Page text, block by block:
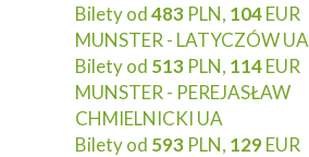
Bilety od483 PLN, 104EUR
MUNSTER - LATYCZÓW UA
Bilety od 513 PLN, 114EUR
MUNSTER - PEREJASŁAW
CHMIELNICKI UA
Bilety od 593 PLN, 129EUR